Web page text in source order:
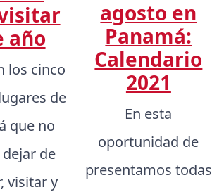
año
los cinco
de
que no
de
visitar y
agosto en
Panamá:
Calendario
2021
En esta
oportunidad de
presentamos todas